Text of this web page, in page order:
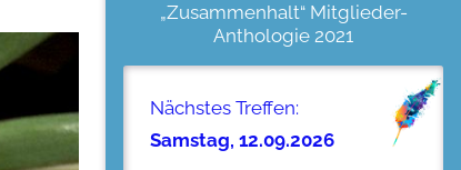
„Zusammenhalt“ Mitglieder-
Anthologie 2021
Nächstes Treffen:
Samstag, 12.09.2026